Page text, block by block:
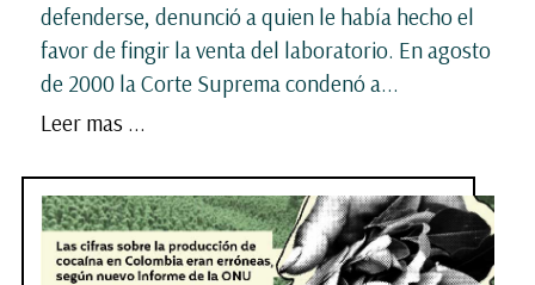
defenderse, denunció a quien le había hecho el
favor de fingir la venta del laboratorio. En agosto
de 2000 la Corte Suprema condenó a...
Leer mas ...